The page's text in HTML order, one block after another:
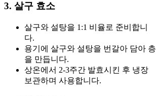
3. 살구 효소
살구와 설탕을 1:1 비율로 준비합니
다.
용기에 살구와 설탕을 번갈아 담아 층
을 만듭니다.
상온에서 2-3주간 발효시킨 후 냉장
보관하며 사용합니다.